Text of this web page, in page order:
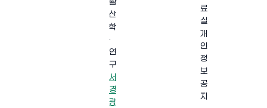
산
학
·
연
구
서
경
광
료
실
개
인
정
보
공
지